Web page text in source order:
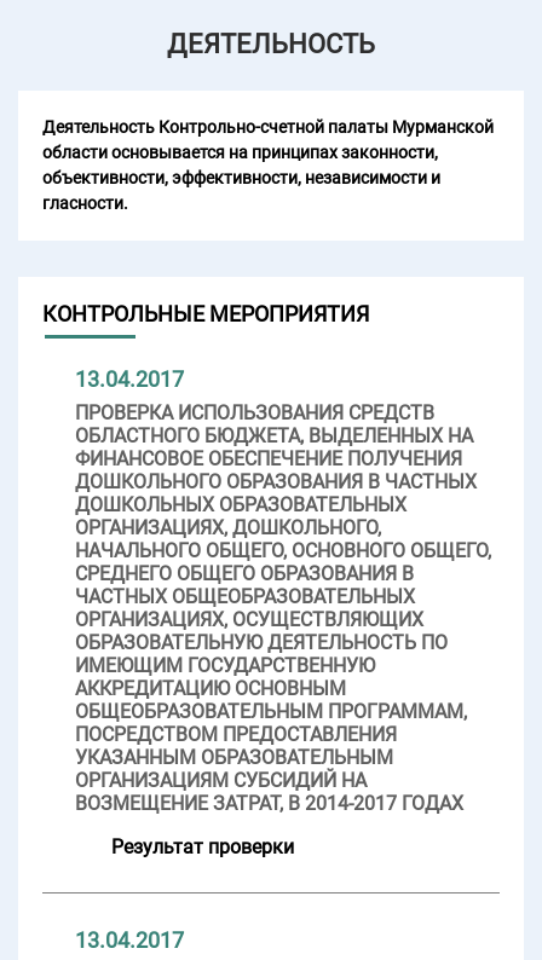
ДЕЯТЕЛЬНОСТЬ
Деятельность Контрольно-счетной палаты Мурманской
области основывается на принципах законности,
объективности, эффективности, независимости и
гласности.
КОНТРОЛЬНЫЕ МЕРОПРИЯТИЯ
13.04.2017
ПРОВЕРКА ИСПОЛЬЗОВАНИЯ СРЕДСТВ
ОБЛАСТНОГО БЮДЖЕТА, ВЫДЕЛЕННЫХ НА
ФИНАНСОВОЕ ОБЕСПЕЧЕНИЕ ПОЛУЧЕНИЯ
ДОШКОЛЬНОГО ОБРАЗОВАНИЯ В ЧАСТНЫХ
ДОШКОЛЬНЫХ ОБРАЗОВАТЕЛЬНЫХ
ОРГАНИЗАЦИЯХ, ДОШКОЛЬНОГО,
НАЧАЛЬНОГО ОБЩЕГО, ОСНОВНОГО ОБЩЕГО,
СРЕДНЕГО ОБЩЕГО ОБРАЗОВАНИЯ В
ЧАСТНЫХ ОБЩЕОБРАЗОВАТЕЛЬНЫХ
ОРГАНИЗАЦИЯХ, ОСУЩЕСТВЛЯЮЩИХ
ОБРАЗОВАТЕЛЬНУЮ ДЕЯТЕЛЬНОСТЬ ПО
ИМЕЮЩИМ ГОСУДАРСТВЕННУЮ
АККРЕДИТАЦИЮ ОСНОВНЫМ
ОБЩЕОБРАЗОВАТЕЛЬНЫМ ПРОГРАММАМ,
ПОСРЕДСТВОМ ПРЕДОСТАВЛЕНИЯ
УКАЗАННЫМ ОБРАЗОВАТЕЛЬНЫМ
ОРГАНИЗАЦИЯМ СУБСИДИЙ НА
ВОЗМЕЩЕНИЕ ЗАТРАТ, В 2014-2017 ГОДАХ
Результат проверки
13.04.2017